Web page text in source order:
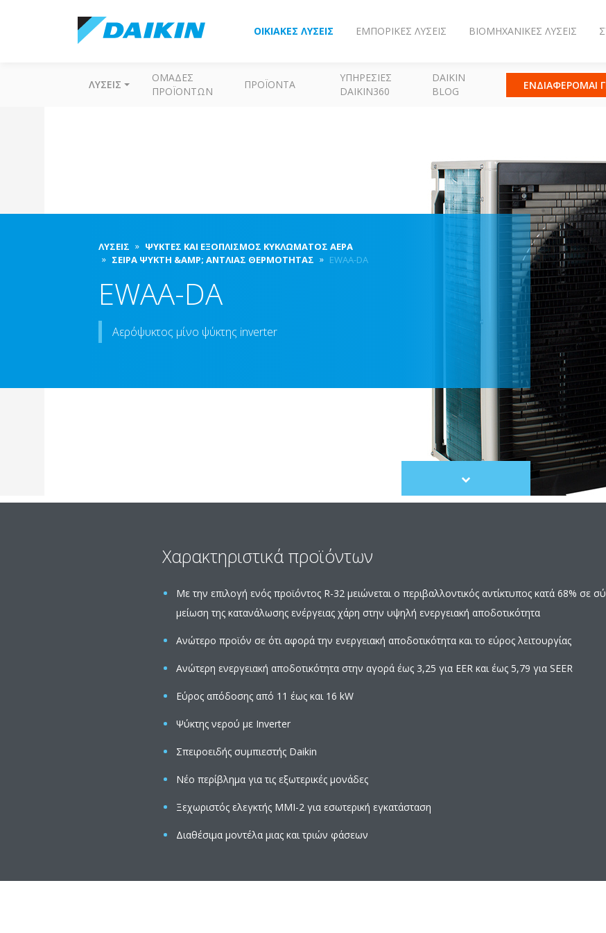
ΟΙΚΙΑΚΈΣ ΛΎΣΕΙΣ ΕΜΠΟΡΙΚΈΣ ΛΎΣΕΙΣ ΒΙΟΜΗΧΑΝΙΚΈΣ ΛΎΣΕΙΣ
ΛΎΣΕΙΣ
ΟΜΆΔΕΣ
ΠΡΟΪΌΝΤΩΝ
ΠΡΟΪΌΝΤΑ
ΥΠΗΡΕΣΊΕΣ
DAIKIN360
DAIKIN
BLOG
ΕΝΔΙΑΦΕΡΟΜΑΙ
ΛΎΣΕΙΣ
ΨΎΚΤΕΣ ΚΑΙ ΕΞΟΠΛΙΣΜΌΣ ΚΥΚΛΏΜΑΤΟΣ ΑΈΡΑ
ΣΕΙΡΆ ΨΎΚΤΗ &AMP; ΑΝΤΛΊΑΣ ΘΕΡΜΌΤΗΤΑΣ
EWAA-DA
EWAA-DA
Αερόψυκτος μίνο ψύκτης inverter
Scroll
to
Χαρακτηριστικά προϊόντων
Με την επιλογή ενός προϊόντος R-32 μειώνεται ο περιβαλλοντικός αντίκτυπος κατά 68% σε
μείωση της κατανάλωσης ενέργειας χάρη στην υψηλή ενεργειακή αποδοτικότητα
Ανώτερο προϊόν σε ότι αφορά την ενεργειακή αποδοτικότητα και το εύρος λειτουργίας
Ανώτερη ενεργειακή αποδοτικότητα στην αγορά έως 3,25 για EER και έως 5,79 για SEER
Εύρος απόδοσης από 11 έως και 16 kW
Ψύκτης νερού με Inverter
Σπειροειδής συμπιεστής Daikin
Νέο περίβλημα για τις εξωτερικές μονάδες
Ξεχωριστός ελεγκτής MMI-2 για εσωτερική εγκατάσταση
Διαθέσιμα μοντέλα μιας και τριών φάσεων